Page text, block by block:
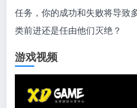
任务，你的成功和失败将导致
类前进还是任由他们灭绝？
游戏视频